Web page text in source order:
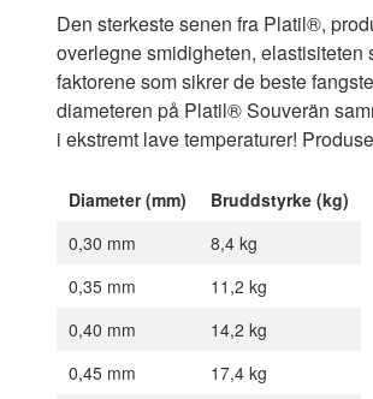
Den sterkeste senen fra Platil®,
overlegne smidigheten, elastisiteten
faktorene som sikrer de beste
diameteren på Platil® Souverän
i ekstremt lave temperaturer!
Diameter (mm)
Bruddstyrke (kg)
0,30 mm
8,4 kg
0,35 mm
11,2 kg
0,40 mm
14,2 kg
0,45 mm
17,4 kg